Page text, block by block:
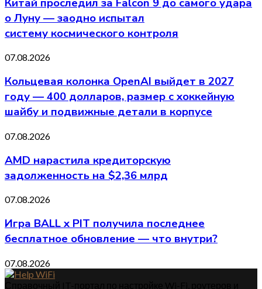
о Луну — заодно испытал
систему космического контроля
07.08.2026
Кольцевая колонка OpenAI выйдет в 2027
году — 400 долларов, размер с хоккейную
шайбу и подвижные детали в корпусе
07.08.2026
AMD нарастила кредиторскую
задолженность на $2,36 млрд
07.08.2026
Игра BALL x PIT получила последнее
бесплатное обновление — что внутри?
07.08.2026